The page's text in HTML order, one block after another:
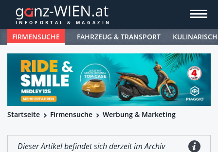
FIRMENSUCHE FAHRZEUG & TRANSPORT
Startseite Firmensuche Werbung & Marketing
Dieser Artikel befindet sich derzeit im Archiv